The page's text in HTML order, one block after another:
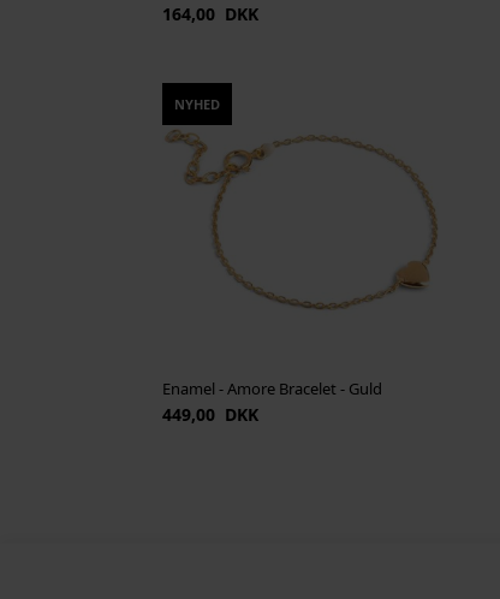
164,00 DKK
NYHED
Enamel - Amore Bracelet - Guld
449,00 DKK